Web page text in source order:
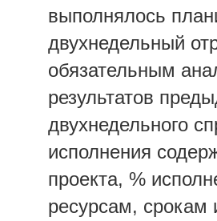
выполнялось
двухнедельный
обязательным
результатов
двухнедельного
исполнения
проекта, %
ресурсам, срокам